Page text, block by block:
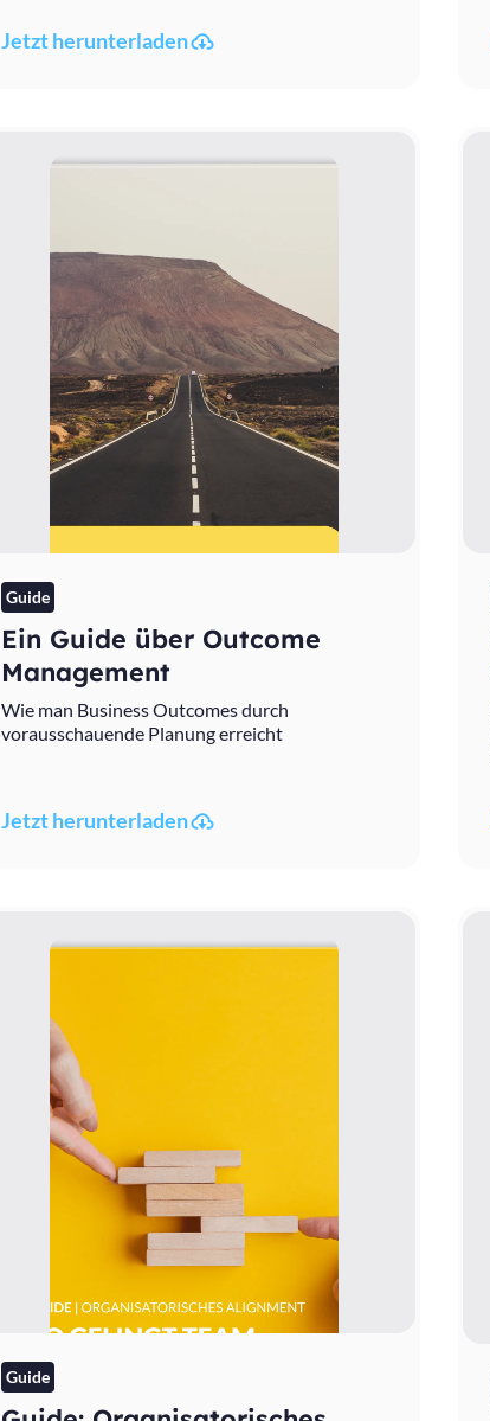
Jetzt herunterladen
Guide
Ein Guide über Outcome
Management
Wie man Business Outcomes durch
vorausschauende Planung erreicht
Jetzt herunterladen
Guide